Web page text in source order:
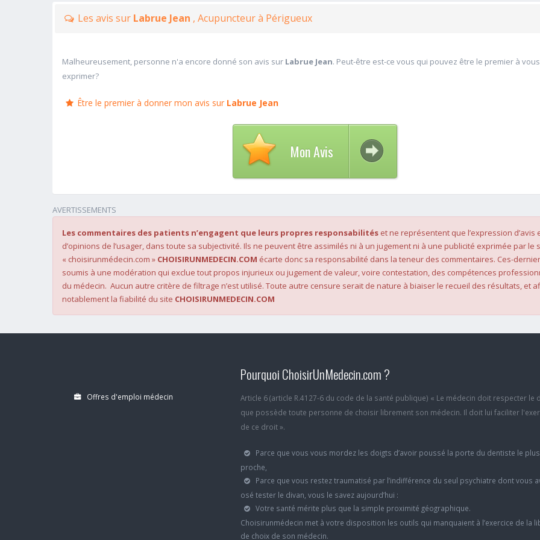
Les avis sur Labrue Jean , Acupuncteur à Périgueux
Malheureusement, personne n'a encore donné son avis sur Labrue Jean. Peut-être est-ce vous qui pouvez être le premier à vous
exprimer?
Être le premier à donner mon avis sur Labrue Jean
Mon Avis
AVERTISSEMENTS
Les commentaires des patients n’engagent que leurs propres responsabilités et ne représentent que l’expression d’avis
d’opinions de l’usager, dans toute sa subjectivité. Ils ne peuvent être assimilés ni à un jugement ni à une publicité exprimée par le
« choisirunmédecin.com » CHOISIRUNMEDECIN.COM écarte donc sa responsabilité dans la teneur des commentaires. Ces-
soumis à une modération qui exclue tout propos injurieux ou jugement de valeur, voire contestation, des compétences
du médecin. Aucun autre critère de filtrage n’est utilisé. Toute autre censure serait de nature à biaiser le recueil des résultats, et
notablement la fiabilité du site CHOISIRUNMEDECIN.COM
Offres d'emploi médecin
Pourquoi ChoisirUnMedecin.com ?
Article 6 (article R.4127-6 du code de la santé publique) « Le médecin doit respecter le
que possède toute personne de choisir librement son médecin. Il doit lui faciliter
de ce droit ».
Parce que vous vous mordez les doigts d’avoir poussé la porte du dentiste le plus
proche,
Parce que vous restez traumatisé par l’indifférence du seul psychiatre dont vous
osé tester le divan, vous le savez aujourd’hui :
Votre santé mérite plus que la simple proximité géographique.
Choisirunmédecin met à votre disposition les outils qui manquaient à l’exercice de la
de choix de son médecin.